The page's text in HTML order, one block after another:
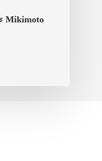
Mikimoto
ภาพประทับใจ